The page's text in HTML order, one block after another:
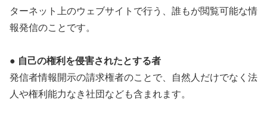
ターネット上のウェブサイトで行う、誰もが閲覧可能な情
報発信のことです。
● 自己の権利を侵害されたとする者
発信者情報開示の請求権者のことで、自然人だけでなく法
人や権利能力なき社団なども含まれます。